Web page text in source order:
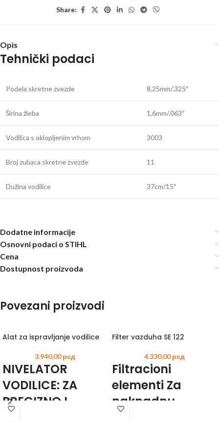
Share:
Opis
Tehnički podaci
Podela skretne zvezde 8,25mm/.325″
Širina žleba 1,6mm/.063″
Vodilica s oklopljenim vrhom 3003
Broj zubaca skretne zvezde 11
Dužina vodilice 37cm/15″
Dodatne informacije
Osnovni podaci o STIHL
Cena
Dostupnost proizvoda
Povezani proizvodi
Alat za ispravljanje vodilice
3.940,00рсд
NIVELATOR
VODILICE: ZA
PRECIZNO I
Filter vazduha SE 122
4.330,00рсд
Filtracioni
elementi Za
naknadnu